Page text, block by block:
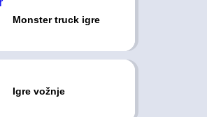
Monster truck igre
Igre vožnje